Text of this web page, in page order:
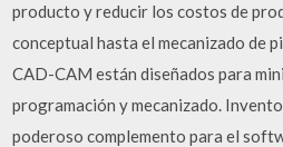
producto y reducir los costos de
conceptual hasta el mecanizado de
CAD-CAM están diseñados para
programación y mecanizado.
poderoso complemento para el